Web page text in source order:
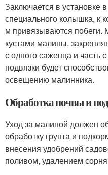
Заключается в установке
специального колышка, к
м привязываются побеги.
кустами малины,
с одного саженца и часть
подвязки будет
освещению малинника.
Обработка почвы и
Уход за малиной должен
обработку грунта и
внесения удобрений
поливом, удалением